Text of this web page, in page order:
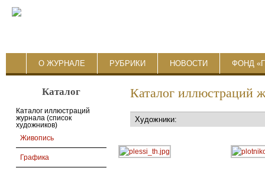
О ЖУРНАЛЕ РУБРИКИ НОВОСТИ ФОНД
Каталог
Каталог иллюстраций
журнала (список
художников)
Живопись
Графика
Каталог иллюстраций